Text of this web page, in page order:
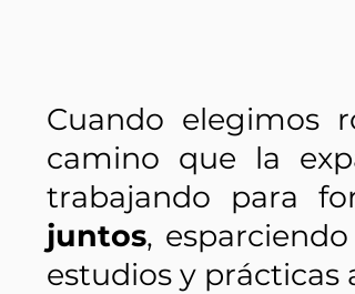
Cuando elegimos
camino que la
trabajando para
juntos,
estudios y prácticas